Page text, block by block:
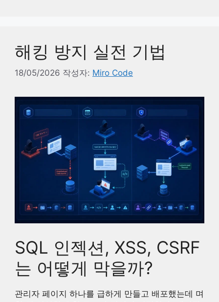
해킹 방지 실전 기법
18/05/2026 작성자: Miro Code
SQL 인젝션, XSS, CSRF
는 어떻게 막을까?
관리자 페이지 하나를 급하게 만들고 배포했는데 며